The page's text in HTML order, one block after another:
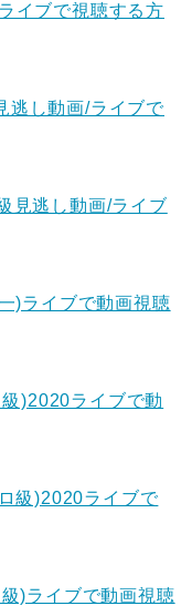
イブで視聴する方
逃し動画/ライブで
見逃し動画/ライブ
)ライブで動画視聴
)2020ライブで動
級)2020ライブで
)ライブで動画視聴